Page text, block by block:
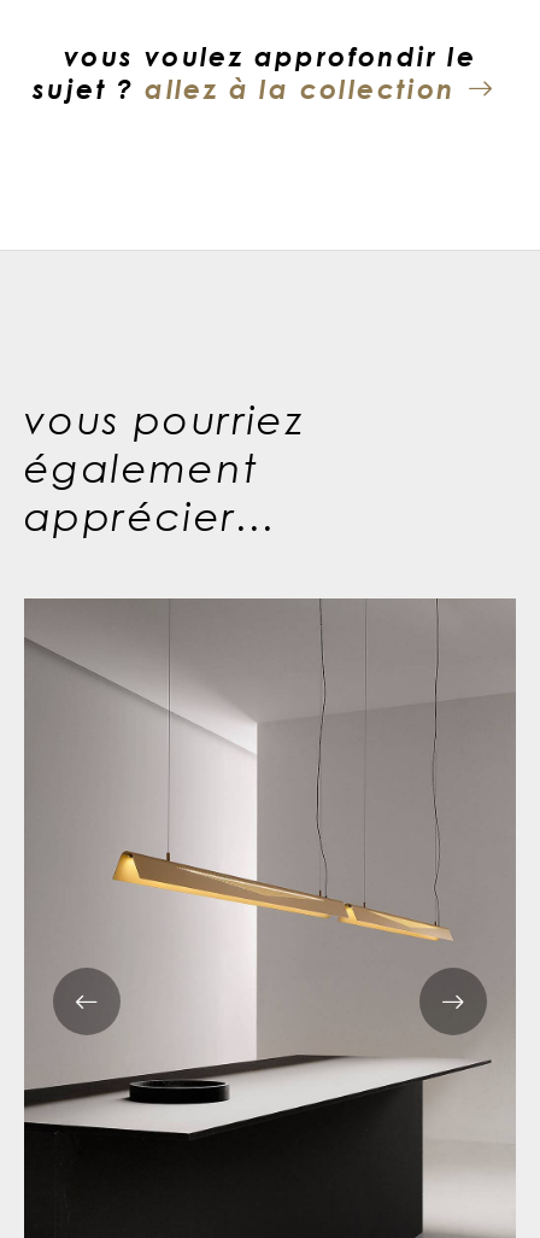
vous voulez approfondir le
sujet ?allez à la collection
vous pourriez
également
apprécier...